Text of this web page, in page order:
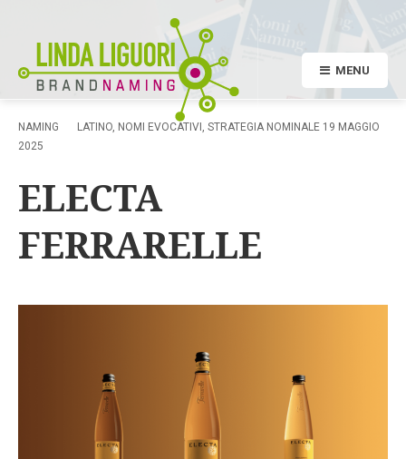
MENU
NAMING LATINO, NOMI EVOCATIVI , STRATEGIA NOMINALE 19 MAGGIO
2025
ELECTA
FERRARELLE